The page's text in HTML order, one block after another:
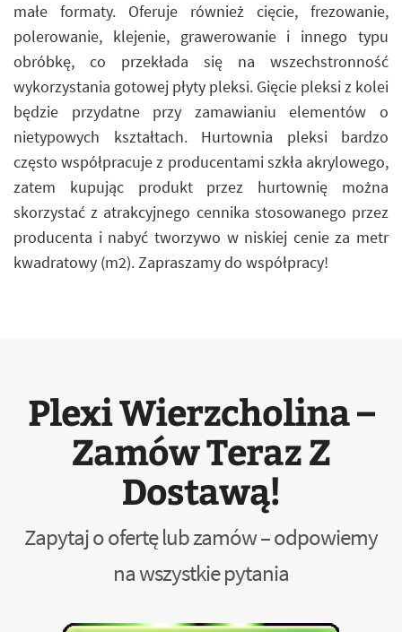
małe formaty. Oferuje również cięcie, frezowanie,
polerowanie, klejenie, grawerowanie i innego typu
obróbkę, co przekłada się na wszechstronność
wykorzystania gotowej płyty pleksi. Gięcie pleksi z kolei
będzie przydatne przy zamawianiu elementów o
nietypowych kształtach. Hurtownia pleksi bardzo
często współpracuje z producentami szkła akrylowego,
zatem kupując produkt przez hurtownię można
skorzystać z atrakcyjnego cennika stosowanego przez
producenta i nabyć tworzywo w niskiej cenie za metr
kwadratowy (m2). Zapraszamy do współpracy!
Plexi Wierzcholina –
Zamów Teraz Z
Dostawą!
Zapytaj o ofertę lub zamów – odpowiemy
na wszystkie pytania